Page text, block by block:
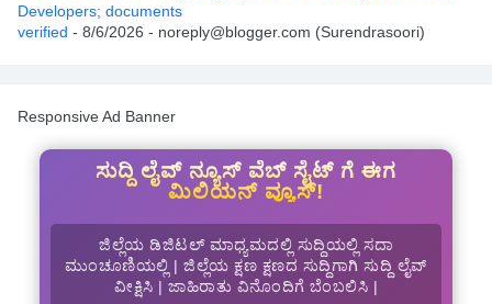
Developers; documents
verified - 8/6/2026 - noreply@blogger.com (Surendrasoori)
Responsive Ad Banner
ಸುದ್ದಿ ಲೈವ್ ನ್ಯೂಸ್ ವೆಬ್ ಸೈಟ್ ಗೆ ಈಗ
ಮಿಲಿಯನ್ ವ್ಯೂಸ್!
ಜಿಲ್ಲೆಯ ಡಿಜಿಟಲ್ ಮಾಧ್ಯಮದಲ್ಲಿ ಸುದ್ದಿಯಲ್ಲಿ ಸದಾ
ಮುಂಚೂಣಿಯಲ್ಲಿ | ಜಿಲ್ಲೆಯ ಕ್ಷಣ ಕ್ಷಣದ ಸುದ್ದಿಗಾಗಿ ಸುದ್ದಿ ಲೈವ್
ವೀಕ್ಷಿಸಿ | ಜಾಹಿರಾತು ವಿನೊಂದಿಗೆ ಬೆಂಬಲಿಸಿ |